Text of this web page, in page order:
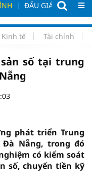
ĐẤU GIÁ - ĐẤU
Kinh tế Tài chính
số tại trung
phát triển Trung
Nẵng, trong đó
có kiểm soát
số, chuyển tiền kỹ